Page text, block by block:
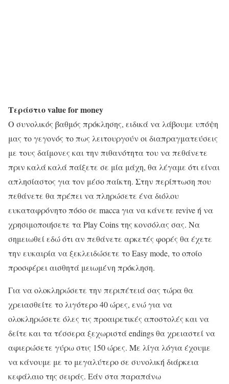
Τεράστιο value for money
Ο συνολικός βαθμός πρόκλησης, ειδικά να λάβουμε υπόψη
μας το γεγονός το πως λειτουργούν οι διαπραγματεύσεις
με τους δαίμονες και την πιθανότητα του να πεθάνετε
πριν καλά καλά παίξετε σε μία μάχη, θα λέγαμε ότι είναι
απλησίαστος για τον μέσο παίκτη. Στην περίπτωση που
πεθάνετε θα πρέπει να πληρώσετε ένα διόλου
ευκαταφρόνητο πόσο σε macca για να κάνετε revive ή να
χρησιμοποιήσετε τα Play Coins της κονσόλας σας. Να
σημειωθεί εδώ ότι αν πεθάνετε αρκετές φορές θα έχετε
την ευκαιρία να ξεκλειδώσετε το Easy mode, το οποίο
προσφέρει αισθητά μειωμένη πρόκληση.
Για να ολοκληρώσετε την περιπέτειά σας τώρα θα
χρειασθείτε το λιγότερο 40 ώρες, ενώ για να
ολοκληρώσετε όλες τις προαιρετικές αποστολές και να
δείτε και τα τέσσερα ξεχωριστά endings θα χρειαστεί να
αφιερώσετε γύρω στις 150 ώρες. Με λίγα λόγια έχουμε
να κάνουμε με το μεγαλύτερο σε συνολική διάρκεια
κεφάλαιο της σειράς. Εάν στα παραπάνω